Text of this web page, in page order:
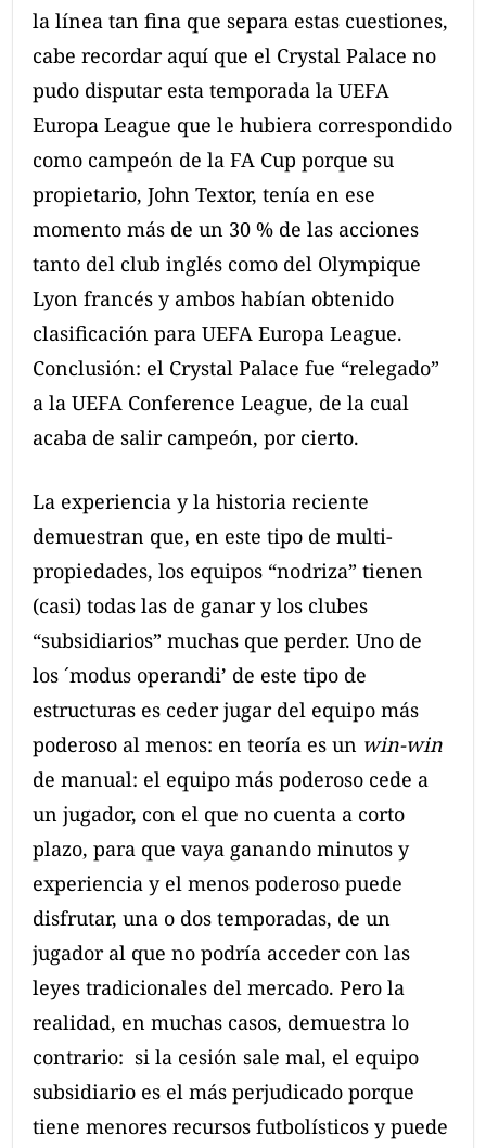
la línea tan fina que separa estas cuestiones,
cabe recordar aquí que el Crystal Palace no
pudo disputar esta temporada la UEFA
Europa League que le hubiera correspondido
como campeón de la FA Cup porque su
propietario, John Textor, tenía en ese
momento más de un 30 % de las acciones
tanto del club inglés como del Olympique
Lyon francés y ambos habían obtenido
clasificación para UEFA Europa League.
Conclusión: el Crystal Palace fue “relegado”
a la UEFA Conference League, de la cual
acaba de salir campeón, por cierto.
La experiencia y la historia reciente
demuestran que, en este tipo de multi-
propiedades, los equipos “nodriza” tienen
(casi) todas las de ganar y los clubes
“subsidiarios” muchas que perder. Uno de
los ´modus operandi’ de este tipo de
estructuras es ceder jugar del equipo más
poderoso al menos: en teoría es un win-win
de manual: el equipo más poderoso cede a
un jugador, con el que no cuenta a corto
plazo, para que vaya ganando minutos y
experiencia y el menos poderoso puede
disfrutar, una o dos temporadas, de un
jugador al que no podría acceder con las
leyes tradicionales del mercado. Pero la
realidad, en muchas casos, demuestra lo
contrario: si la cesión sale mal, el equipo
subsidiario es el más perjudicado porque
tiene menores recursos futbolísticos y puede